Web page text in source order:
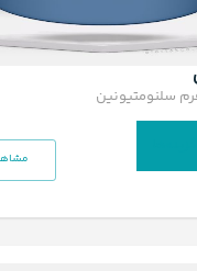
سلنومتیونین و آنزیم